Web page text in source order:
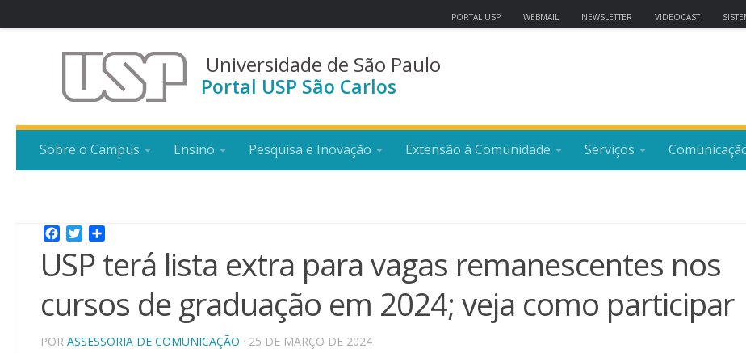
PORTAL USP WEBMAIL NEWSLETTER VIDEOCAST
Universidade de São Paulo
Portal USP São Carlos
Sobre o Campus Ensino Pesquisa e Inovação Extensão à Comunidade Serviços
Facebook
Twitter
USP terá lista extra para vagas remanescentes nos
cursos de graduação em 2024; veja como participar
POR ASSESSORIA DE COMUNICAÇÃO · 25 DE MARÇO DE 2024